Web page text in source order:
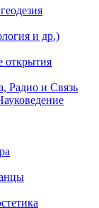
и др.)
открытия
Радио и Связь